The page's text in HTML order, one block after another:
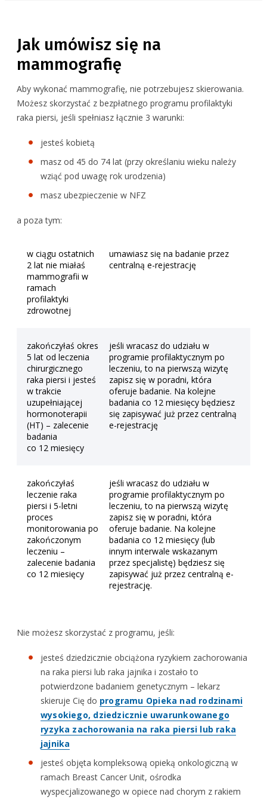
Jak umówisz się na
mammografię
Aby wykonać mammografię, nie potrzebujesz skierowania.
Możesz skorzystać z bezpłatnego programu profilaktyki
raka piersi, jeśli spełniasz łącznie 3 warunki:
jesteś kobietą
masz od 45 do 74 lat (przy określaniu wieku należy
wziąć pod uwagę rok urodzenia)
masz ubezpieczenie w NFZ
a poza tym:
w ciągu ostatnich
2 lat nie miałaś
mammografii w
ramach
profilaktyki
zdrowotnej
umawiasz się na badanie przez
centralną e-rejestrację
zakończyłaś okres
5 lat od leczenia
chirurgicznego
raka piersi i jesteś
w trakcie
uzupełniającej
hormonoterapii
(HT) – zalecenie
badania
co 12 miesięcy
jeśli wracasz do udziału w
programie profilaktycznym po
leczeniu, to na pierwszą wizytę
zapisz się w poradni, która
oferuje badanie. Na kolejne
badania co 12 miesięcy będziesz
się zapisywać już przez centralną
e-rejestrację
zakończyłaś
leczenie raka
piersi i 5-letni
proces
monitorowania po
zakończonym
leczeniu –
zalecenie badania
co 12 miesięcy
jeśli wracasz do udziału w
programie profilaktycznym po
leczeniu, to na pierwszą wizytę
zapisz się w poradni, która
oferuje badanie. Na kolejne
badania co 12 miesięcy (lub
innym interwale wskazanym
przez specjalistę) będziesz się
zapisywać już przez centralną e-
rejestrację.
Nie możesz skorzystać z programu, jeśli:
jesteś dziedzicznie obciążona ryzykiem zachorowania
na raka piersi lub raka jajnika i zostało to
potwierdzone badaniem genetycznym – lekarz
skieruje Cię do programu Opieka nad rodzinami
wysokiego, dziedzicznie uwarunkowanego
ryzyka zachorowania na raka piersi lub raka
jajnika
jesteś objęta kompleksową opieką onkologiczną w
ramach Breast Cancer Unit, ośrodka
wyspecjalizowanego w opiece nad chorym z rakiem